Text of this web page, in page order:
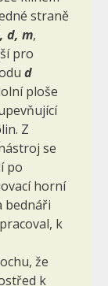
straně
d, m,
pro
d
ploše
Z
se
po
horní
bednáři
k
že
k